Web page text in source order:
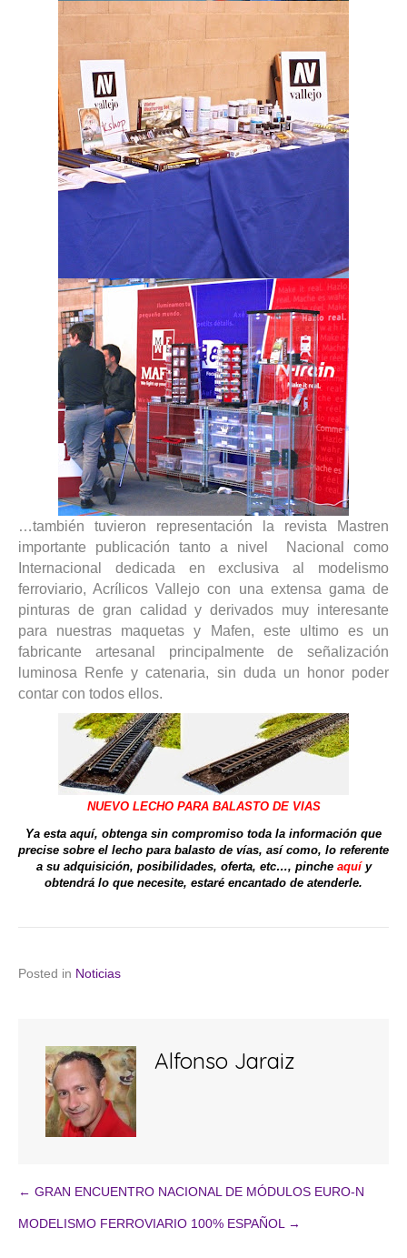
…también tuvieron representación la revista Mastren
importante publicación tanto a nivel Nacional como
Internacional dedicada en exclusiva al modelismo
ferroviario, Acrílicos Vallejo con una extensa gama de
pinturas de gran calidad y derivados muy interesante
para nuestras maquetas y Mafen, este ultimo es un
fabricante artesanal principalmente de señalización
luminosa Renfe y catenaria, sin duda un honor poder
contar con todos ellos.
NUEVO LECHO PARA BALASTO DE VIAS
Ya esta aquí, obtenga sin compromiso toda la información que
precise sobre el lecho para balasto de vías, así como, lo referente
a su adquisición, posibilidades, oferta, etc…, pinche aquí y
obtendrá lo que necesite, estaré encantado de atenderle.
Posted in Noticias
Alfonso Jaraiz
Navegación
← GRAN ENCUENTRO NACIONAL DE MÓDULOS EURO-N
MODELISMO FERROVIARIO 100% ESPAÑOL →